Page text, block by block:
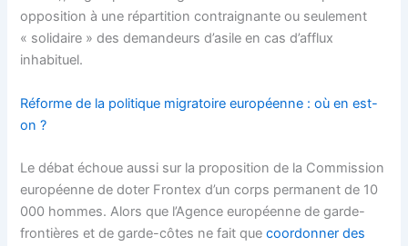
opposition à une répartition contraignante ou seulement
« solidaire » des demandeurs d’asile en cas d’afflux
inhabituel.
Réforme de la politique migratoire européenne : où en est-
on ?
Le débat échoue aussi sur la proposition de la Commission
européenne de doter Frontex d’un corps permanent de 10
000 hommes. Alors que l’Agence européenne de garde-
frontières et de garde-côtes ne fait quecoordonner des